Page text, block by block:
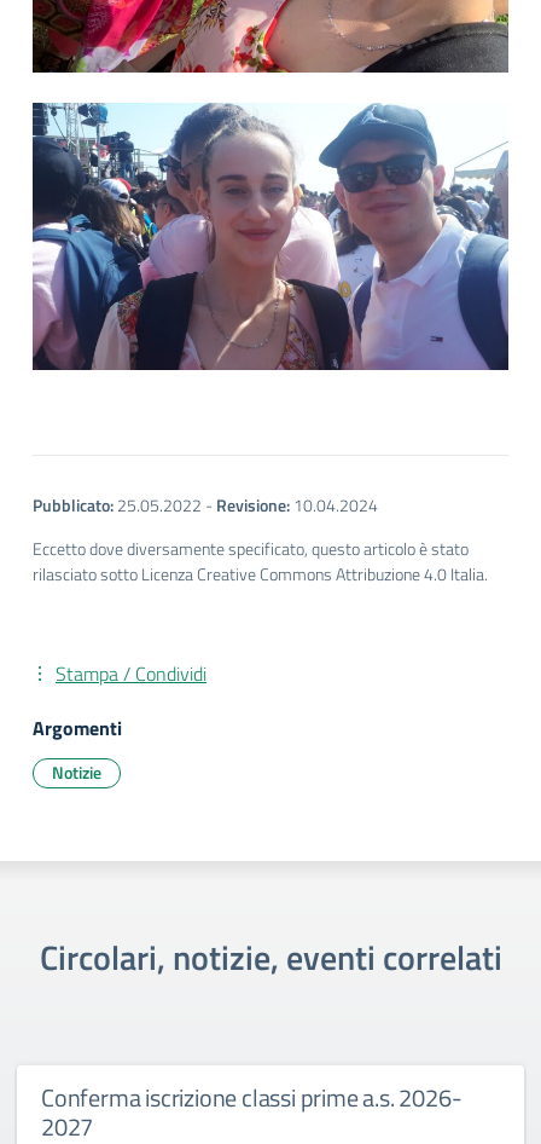
Pubblicato:25.05.2022 -Revisione:10.04.2024
Eccetto dove diversamente specificato, questo articolo è stato
rilasciato sotto Licenza Creative Commons Attribuzione 4.0 Italia.
Stampa / Condividi
Argomenti
Notizie
Circolari, notizie, eventi correlati
Primo giorno di scuola al Savoia